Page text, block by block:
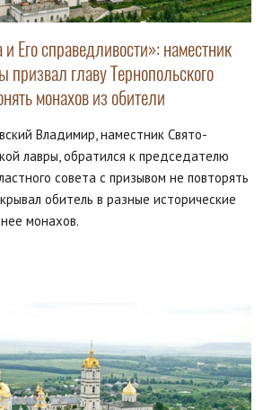
Его справедливости»: наместник
призвал главу Тернопольского
монахов из обители
Владимир, наместник Свято-
лавры, обратился к председателю
совета с призывом не повторять
обитель в разные исторические
монахов.